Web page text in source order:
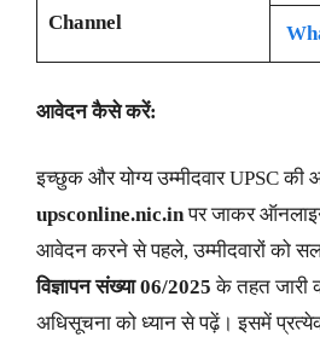
Channel
आवेदन कैसे करें:
इच्छुक और योग्य उम्मीदवार UPSC की
upsconline.nic.inपर जाकर
आवेदन करने से पहले, उम्मीदवारों को
विज्ञापन संख्या 06/2025 के तहत जारी
अधिसूचना को ध्यान से पढ़ें। इसमें